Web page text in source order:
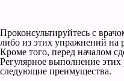
Проконсультируйтесь с
либо из этих упражнений на
Кроме того, перед началом
Регулярное выполнение
следующие преимущества.